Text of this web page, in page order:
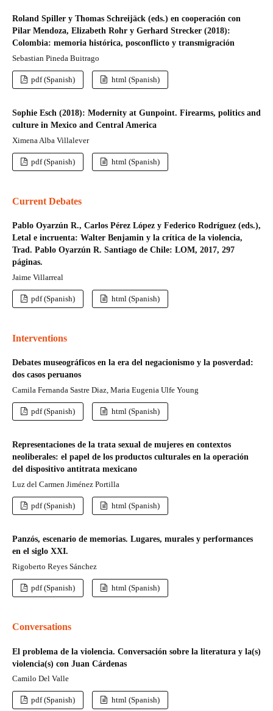
Roland Spiller y Thomas Schreijäck (eds.) en cooperación con
Pilar Mendoza, Elizabeth Rohr y Gerhard Strecker (2018):
Colombia: memoria histórica, posconflicto y transmigración
Sebastian Pineda Buitrago
pdf (Spanish) html (Spanish)
Sophie Esch (2018): Modernity at Gunpoint. Firearms, politics and
culture in Mexico and Central America
Ximena Alba Villalever
pdf (Spanish) html (Spanish)
Current Debates
Pablo Oyarzún R., Carlos Pérez López y Federico Rodríguez (eds.),
Letal e incruenta: Walter Benjamin y la crítica de la violencia,
Trad. Pablo Oyarzún R. Santiago de Chile: LOM, 2017, 297
páginas.
Jaime Villarreal
pdf (Spanish) html (Spanish)
Interventions
Debates museográficos en la era del negacionismo y la posverdad:
dos casos peruanos
Camila Fernanda Sastre Diaz, Maria Eugenia Ulfe Young
pdf (Spanish) html (Spanish)
Representaciones de la trata sexual de mujeres en contextos
neoliberales: el papel de los productos culturales en la operación
del dispositivo antitrata mexicano
Luz del Carmen Jiménez Portilla
pdf (Spanish) html (Spanish)
Panzós, escenario de memorias. Lugares, murales y performances
en el siglo XXI.
Rigoberto Reyes Sánchez
pdf (Spanish) html (Spanish)
Conversations
El problema de la violencia. Conversación sobre la literatura y la(s)
violencia(s) con Juan Cárdenas
Camilo Del Valle
pdf (Spanish)
html (Spanish)